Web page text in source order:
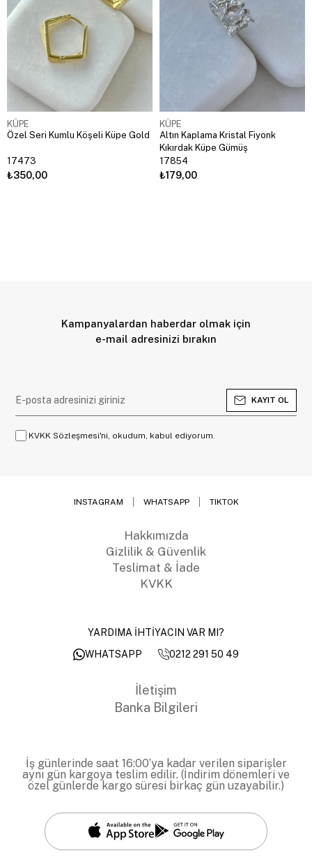
KÜPE
Özel Seri Kumlu Köşeli Küpe Gold
17473
₺350,00
KÜPE
Altın Kaplama Kristal Fiyonk
Kıkırdak Küpe Gümüş
17854
₺179,00
Kampanyalardan haberdar olmak için
e-mail adresinizi bırakın
KAYIT OL
KVKK Sözleşmesi'ni, okudum, kabul ediyorum.
INSTAGRAM WHATSAPP TIKTOK
Hakkımızda
Gizlilik & Güvenlik
Teslimat & İade
KVKK
YARDIMA İHTİYACIN VAR MI?
WHATSAPP
0212 291 50 49
İletişim
Banka Bilgileri
İş günlerinde saat 16:00’ya kadar verilen siparişler
aynı gün kargoya teslim edilir. (İndirim dönemleri ve
özel günlerde kargo süresi birkaç gün uzayabilir.)